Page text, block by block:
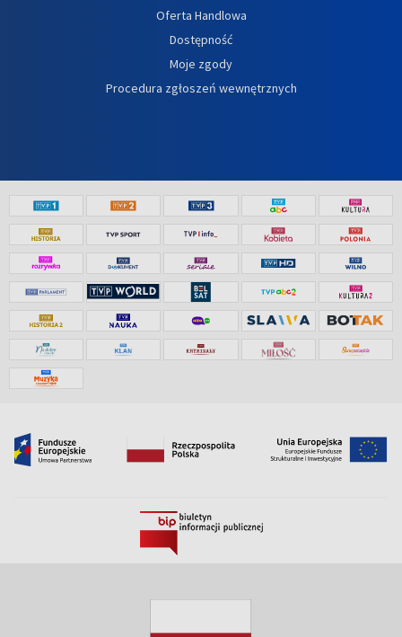
Oferta Handlowa
Dostępność
Moje zgody
Procedura zgłoszeń wewnętrznych